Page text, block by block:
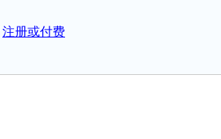
注册或付费